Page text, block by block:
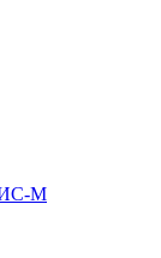
М